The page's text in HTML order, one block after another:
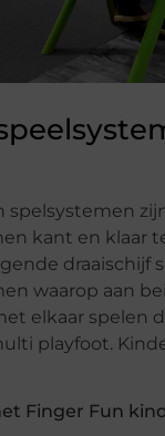
spelsystemen
kant en klaar
waarop aan
elkaar spelen
playfoot.
Finger Fun